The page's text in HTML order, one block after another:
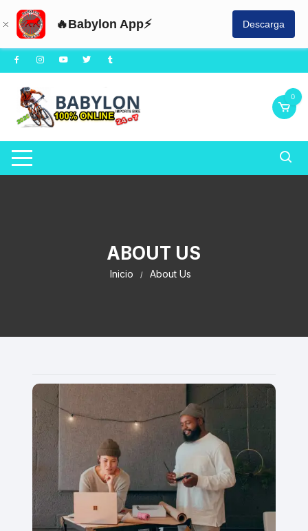
🔥Babylon App⚡ Descarga
0
ABOUT US
Inicio About Us